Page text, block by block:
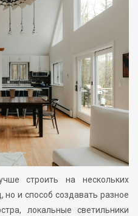
строить на нескольких
но и способ создавать разное
локальные светильники